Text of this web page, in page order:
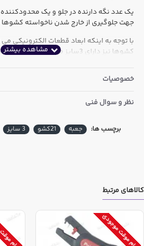
یک عدد نگه دارنده در جلو و یک
جهت جلوگیری از خارج شدن ناخواسته
با توجه به اینکه ابعاد قطعات الکترونیکی
کشوها نیز دارای 3سایز متفاوت
با توجه به شکنندگی این محصول امکان
و ترمینال استفاده گردد.
ابعاد هر کشو:
خصوصیات
نظر و سوال فنی
برچسب ها: جعبه 21کشو 3 سایز
کالاهای مرتبط
اتمام موقت موجودی اتمام